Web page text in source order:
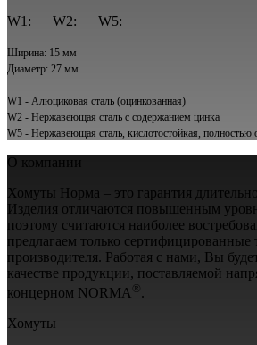
W1:
W2: W5:
Ширина: 15 мм
Диаметр: 27 мм
W1 - Алюциковая сталь (оцинкованная)
W2 - Нержавеющая сталь с содержанием цинка
W5 - Нержавеющая сталь, кислотостойкая, полностью
О компании
Хомуты Норма – это гарантия
Изделия отличаются повышенным
поэтому считаются наиболее
предлагаем только сертифицированные
производителя. Работая с нами, Вы
качестве продукции, поставляемой
концерном NORMA ®.
Хомуты